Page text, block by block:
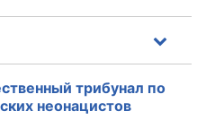
трибунал по
неонацистов